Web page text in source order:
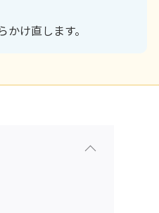
かけ直します。